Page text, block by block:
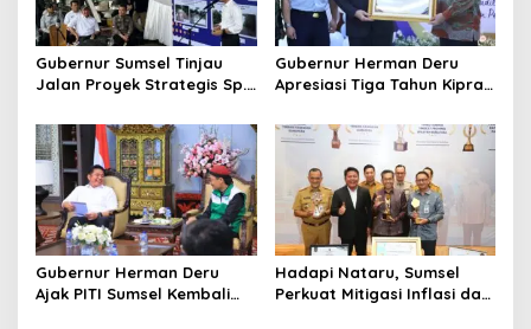
Gubernur Sumsel Tinjau
Jalan Proyek Strategis Sp.
Desa Keman OKI
Gubernur Herman Deru
Apresiasi Tiga Tahun Kiprah
Pilar Keadilan Tata Usaha
Negara
Gubernur Herman Deru
Ajak PITI Sumsel Kembali
Hadapi Nataru, Sumsel
Perkuat Mitigasi Inflasi dan